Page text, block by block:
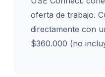
oferta de trabajo.
directamente con
$360.000 (no